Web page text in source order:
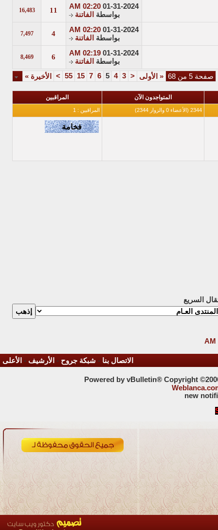
01-31-2024
02:20 AM
بواسطة
الفاتنة
11
16,483
01-31-2024
02:20 AM
بواسطة
الفاتنة
4
7,497
01-31-2024
02:19 AM
بواسطة
الفاتنة
6
8,469
صفحة 5 من 68 « الأولى <
3
4
5
6
7
15
55
> الأخيرة »
المتواجدون الآن المراقبين
2344 (الأعضاء 0 والزوار 2344) المراقبين : 1
السريع
الاتصال بنا - شبكة جروح - الأرشيف - الأعلى
Powered by vBulletin® Copyright
new